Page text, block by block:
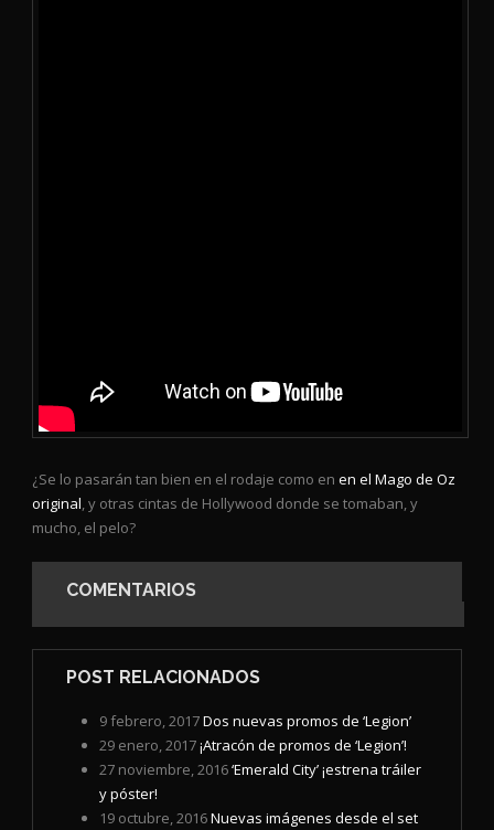
¿Se lo pasarán tan bien en el rodaje como en en el Mago de Oz
original, y otras cintas de Hollywood donde se tomaban, y
mucho, el pelo?
COMENTARIOS
POST RELACIONADOS
9 febrero, 2017Dos nuevas promos de ‘Legion’
29 enero, 2017¡Atracón de promos de ‘Legion’!
27 noviembre, 2016‘Emerald City’ ¡estrena tráiler
y póster!
19 octubre, 2016Nuevas imágenes desde el set